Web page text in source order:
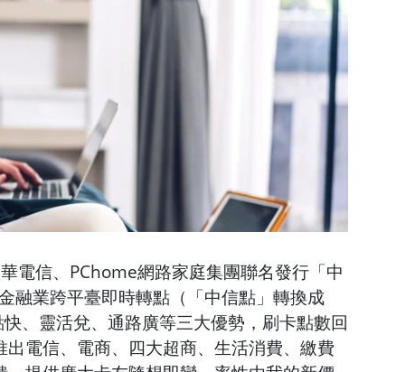
電信、PChome網路家庭集團聯名發行「中
融業跨平臺即時轉點（「中信點」轉換成
、靈活兌、通路廣等三大優勢，刷卡點數回
電信、電商、四大超商、生活消費、繳費